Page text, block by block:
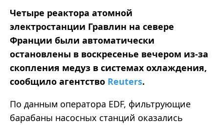
Четыре реактора атомной
электростанции Гравлин на севере
Франции были автоматически
остановлены в воскресенье вечером из-за
скопления медуз в системах охлаждения,
сообщило агентство Reuters.
По данным оператора EDF, фильтрующие
барабаны насосных станций оказались